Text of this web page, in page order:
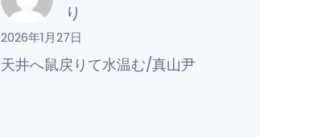
り
2026年1月27日
天井へ鼠戻りて水温む/真山尹